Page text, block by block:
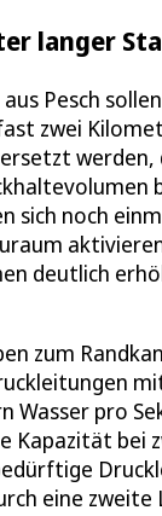
langer
Pesch
zwei
sich noch
deutlich
zum
Wasser pro
Kapazität bei
eine